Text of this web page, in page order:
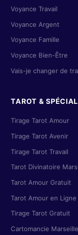
Voyance Travail
Voyance Argent
Voyance Famille
Voyance Bien-Être
Vais-je changer de
TAROT &
Tirage Tarot Amour
Tirage Tarot Avenir
Tirage Tarot Travail
Tarot Divinatoire
Tarot Amour Gratuit
Tarot Amour en Ligne
Tirage Tarot Gratuit
Cartomancie Marseille